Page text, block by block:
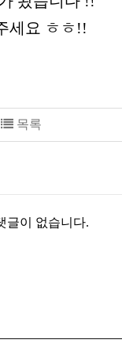
세요 ㅎㅎ!!
목록
글이 없습니다.